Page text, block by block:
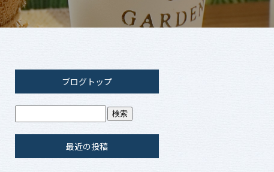
ブログトップ
最近の投稿